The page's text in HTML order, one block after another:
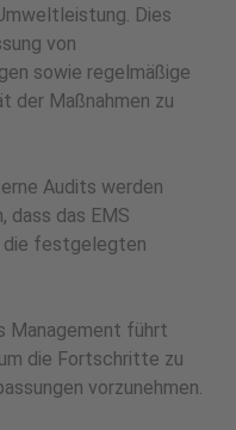
Dies
von
sowie regelmäßige
der Maßnahmen zu
Audits werden
dass das EMS
die festgelegten
Management führt
die Fortschritte zu
vorzunehmen.